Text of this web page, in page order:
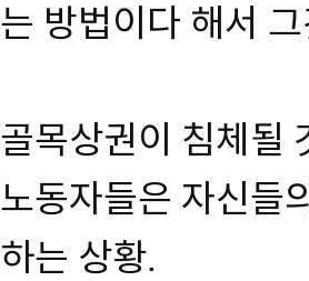
는 방법이다 해서
골목상권이 침체될
노동자들은 자신들
하는 상황.